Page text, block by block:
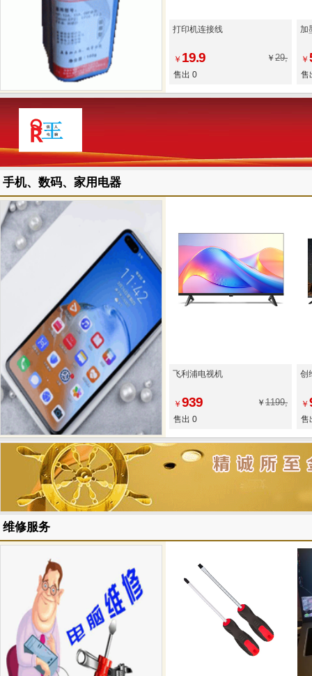
打印机连接线
￥ 19.9 ￥ 29,
售出 0
加
￥
售
手机、数码、家用电器
飞利浦电视机
￥ 939 ￥ 1199,
售出 0
创
￥
售
维修服务